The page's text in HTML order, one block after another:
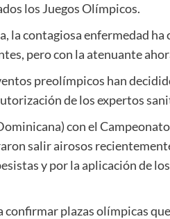
los Juegos Olímpicos.
la contagiosa enfermedad
pero con la atenuante
preolímpicos han
de los expertos
con el
salir airosos
y por la aplicación de
plazas olímpicas